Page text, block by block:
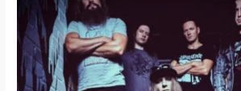
of
Bodom
Un